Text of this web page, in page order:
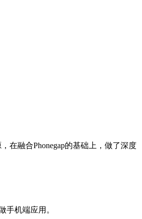
在融合Phonegap的基础上，做了深度
手机端应用。